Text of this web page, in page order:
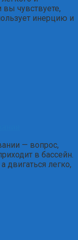
чувствуете,
инерцию и
— вопрос,
в бассейн.
двигаться легко,